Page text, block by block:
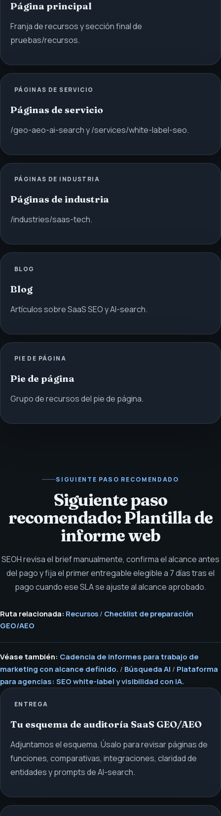
Página principal
Franja de recursos y sección final de
pruebas/recursos.
PÁGINAS DE SERVICIO
Páginas de servicio
/geo-aeo-ai-search y /services/white-label-seo.
PÁGINAS DE INDUSTRIA
Páginas de industria
/industries/saas-tech.
BLOG
Blog
Artículos sobre SaaS SEO y AI-search.
PIE DE PÁGINA
Pie de página
Grupo de recursos del pie de página.
SIGUIENTE PASO RECOMENDADO
Siguiente paso
recomendado: Plantilla de
informe web
SEOH revisa el brief manualmente, confirma el alcance antes
del pago y fija el primer entregable elegible a 7 días tras el
pago cuando ese SLA se ajuste al alcance aprobado.
Ruta relacionada: Recursos / Checklist de preparación
GEO/AEO
Véase también: Cadencia de informes para trabajo de
marketing con alcance definido. / Búsqueda AI / Plataforma
para agencias: SEO white-label y visibilidad con IA.
ENTREGA
Tu esquema de auditoría SaaS GEO/AEO
Adjuntamos el esquema. Úsalo para revisar páginas de
funciones, comparativas, integraciones, claridad de
entidades y prompts de AI-search.